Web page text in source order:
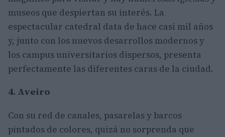
museos que despiertan su interés. La
espectacular catedral data de hace casi mil años
y, junto con los nuevos desarrollos modernos y
los campus universitarios dispersos, presenta
perfectamente las diferentes caras de la ciudad.
4. Aveiro
Con su red de canales, pasarelas y barcos
pintados de colores, quizá no sorprenda que